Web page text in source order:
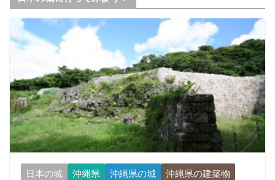
日本の城 沖縄県 沖縄県の城
沖縄県の建築物